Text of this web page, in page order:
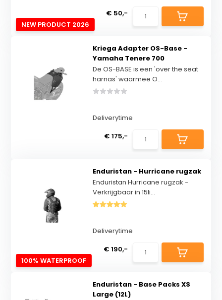
NEW PRODUCT 2026
€ 50,-
Kriega Adapter OS-Base -
Yamaha Tenere 700
De OS-BASE is een 'over the seat
harnas' waarmee O...
Deliverytime
€ 175,-
100% WATERPROOF
Enduristan - Hurricane rugzak
Enduristan Hurricane rugzak -
Verkrijgbaar in 15li...
Deliverytime
€ 190,-
Enduristan - Base Packs XS
Large (12L)